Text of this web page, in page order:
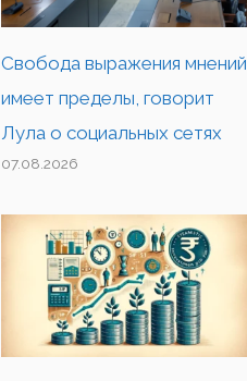
Свобода выражения мнений
имеет пределы, говорит
Лула о социальных сетях
07.08.2026